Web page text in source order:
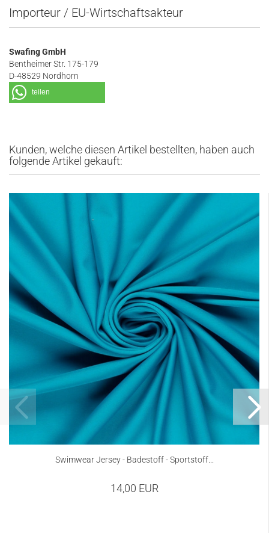
Importeur / EU-Wirtschaftsakteur
Swafing GmbH
Bentheimer Str. 175-179
D-48529 Nordhorn
teilen
Kunden, welche diesen Artikel bestellten, haben auch
folgende Artikel gekauft:
Swimwear Jersey - Badestoff - Sportstoff...
14,00 EUR